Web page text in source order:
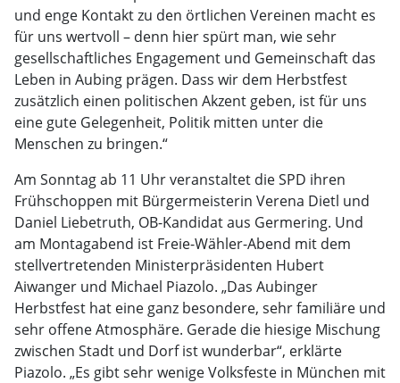
und enge Kontakt zu den örtlichen Vereinen macht es
für uns wertvoll – denn hier spürt man, wie sehr
gesellschaftliches Engagement und Gemeinschaft das
Leben in Aubing prägen. Dass wir dem Herbstfest
zusätzlich einen politischen Akzent geben, ist für uns
eine gute Gelegenheit, Politik mitten unter die
Menschen zu bringen.“
Am Sonntag ab 11 Uhr veranstaltet die SPD ihren
Frühschoppen mit Bürgermeisterin Verena Dietl und
Daniel Liebetruth, OB-Kandidat aus Germering. Und
am Montagabend ist Freie-Wähler-Abend mit dem
stellvertretenden Ministerpräsidenten Hubert
Aiwanger und Michael Piazolo. „Das Aubinger
Herbstfest hat eine ganz besondere, sehr familiäre und
sehr offene Atmosphäre. Gerade die hiesige Mischung
zwischen Stadt und Dorf ist wunderbar“, erklärte
Piazolo. „Es gibt sehr wenige Volksfeste in München mit